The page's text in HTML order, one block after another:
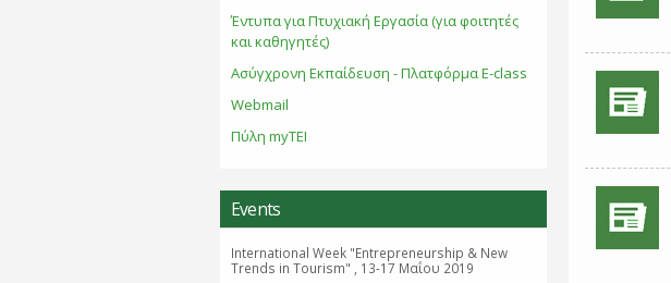
Έντυπα για Πτυχιακή Εργασία (για φοιτητές
και καθηγητές)
Ασύγχρονη Εκπαίδευση - Πλατφόρμα E-class
Webmail
Πύλη myTEI
Events
International Week "Entrepreneurship & New
Trends in Tourism" , 13-17 Μαΐου 2019